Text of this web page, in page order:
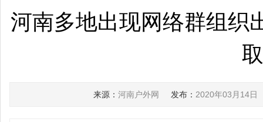
河南多地出现网络群组织
取
来源： 河南户外网 发布： 2020年03月14日